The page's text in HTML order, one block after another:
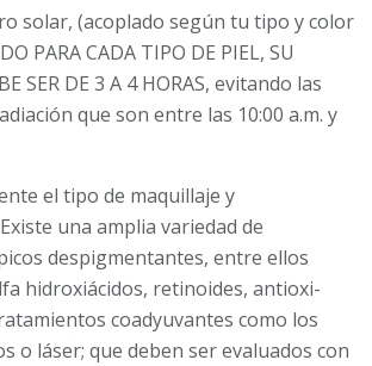
solar, (acoplado según tu tipo y color
PARA CADA TIPO DE PIEL, SU
SER DE 3 A 4 HORAS, evitando las
que son entre las 10:00 a.m. y
el tipo de maquillaje y
una amplia variedad de
despigmentantes, entre ellos
hidroxiácidos, retinoides, antioxi­
coadyuvantes como los
o láser; que deben ser evaluados con